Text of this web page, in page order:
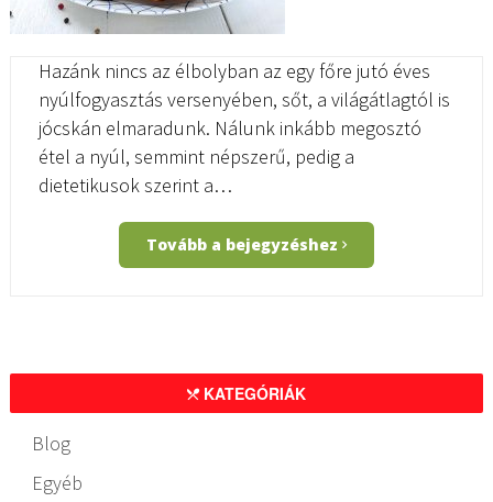
Hazánk nincs az élbolyban az egy főre jutó éves
nyúlfogyasztás versenyében, sőt, a világátlagtól is
jócskán elmaradunk. Nálunk inkább megosztó
étel a nyúl, semmint népszerű, pedig a
dietetikusok szerint a…
Tovább a bejegyzéshez
KATEGÓRIÁK
Blog
Egyéb